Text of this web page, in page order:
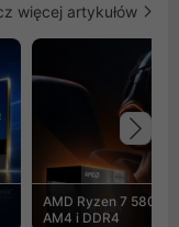
więcej artykułów
AMD Ryzen 7
AM4 i DDR4